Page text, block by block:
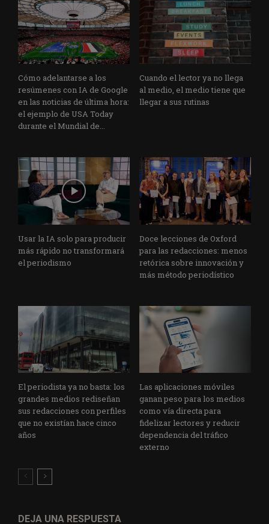
Cómo adelantarse a los
resúmenes con IA de Google
en las noticias de última hora:
el ejemplo de USA Today
durante el Mundial de...
Cuando el lector ya no llega
al medio, el medio tiene que
llegar a sus rutinas
Usar la IA solo para producir
más rápido no transformará
el periodismo
Doce lecciones de Oxford
para las redacciones: menos
retórica sobre innovación y
más método periodístico
El periodista ya no basta: los
grandes medios rediseñan
sus redacciones con perfiles
que no existían hace cinco
años
Las aplicaciones móviles
ganan peso para los medios
como vía directa para
fidelizar lectores y reducir
dependencia del tráfico
externo
DEJA UNA RESPUESTA